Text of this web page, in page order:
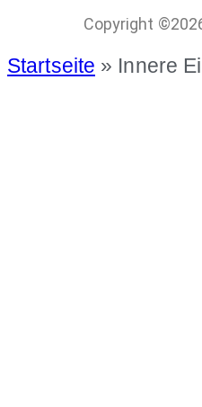
Copyright
Startseite » Innere